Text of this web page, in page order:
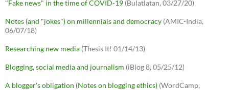
"Fake news" in the time of COVID-19 (Bulatlatan, 03/27/20)
Notes (and "jokes") on millennials and democracy (AMIC-India,
06/07/18)
Researching new media (Thesis It! 01/14/13)
Blogging, social media and journalism (iBlog 8, 05/25/12)
A blogger's obligation (Notes on blogging ethics) (WordCamp,